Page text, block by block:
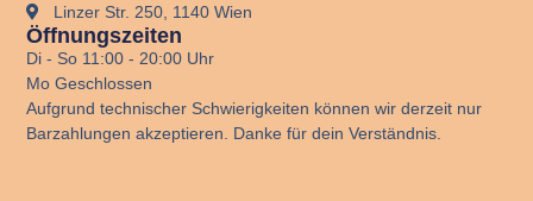
Linzer Str. 250, 1140 Wien​
Öffnungszeiten
Di - So 11:00 - 20:00 Uhr
Mo Geschlossen
Aufgrund technischer Schwierigkeiten können wir derzeit nur
Barzahlungen akzeptieren. Danke für dein Verständnis